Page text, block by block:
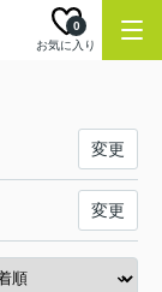
お気に入り
0
変更
変更